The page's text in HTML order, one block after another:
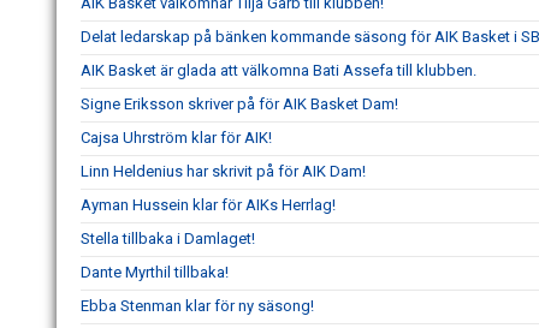
Delat ledarskap på bänken kommande säsong för AIK Basket i
AIK Basket är glada att välkomna Bati Assefa till klubben.
Signe Eriksson skriver på för AIK Basket Dam!
Cajsa Uhrström klar för AIK!
Linn Heldenius har skrivit på för AIK Dam!
Ayman Hussein klar för AIKs Herrlag!
Stella tillbaka i Damlaget!
Dante Myrthil tillbaka!
Ebba Stenman klar för ny säsong!